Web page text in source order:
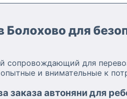
Болохово для
сопровождающий для
и внимательные к
заказа автоняни для